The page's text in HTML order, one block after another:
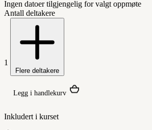
Ingen datoer tilgjengelig for valgt oppmøte
Antall deltakere
1
Flere deltakere
Legg i handlekurv
Inkludert i kurset